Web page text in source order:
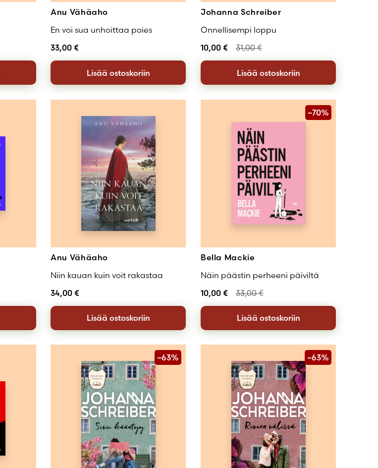
Anu Vähäaho
En voi sua unhoittaa poies
33,00€
Lisää ostoskoriin
Johanna Schreiber
Onnellisempi loppu
10,00 € 31,00€
Lisää ostoskoriin
Anu Vähäaho
Niin kauan kuin voit rakastaa
34,00€
Lisää ostoskoriin
–70%
Bella Mackie
Näin päästin perheeni päiviltä
10,00 € 33,00€
Lisää ostoskoriin
–63% –63%